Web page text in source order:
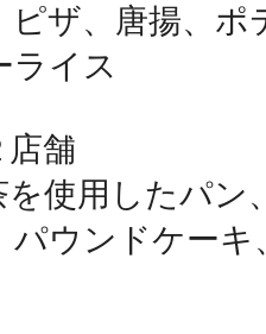
ザ、唐揚、ポ
ライス
店舗
使用したパン
パウンドケー
秋葉原
日置